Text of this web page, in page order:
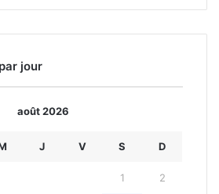
jour
août 2026
J V S D
1 2